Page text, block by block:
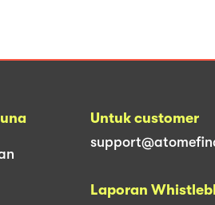
Untuk customer
Laporan